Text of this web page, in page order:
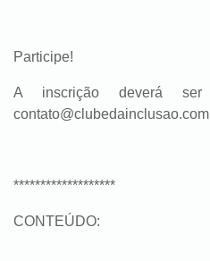
Participe!
A inscrição deverá ser
contato@clubedainclusao.com
*******************
CONTEÚDO: